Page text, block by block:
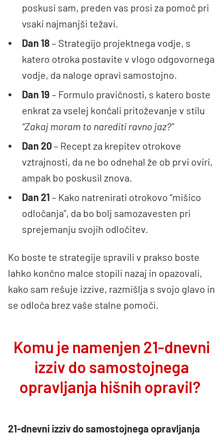
poskusi sam, preden vas prosi za pomoč pri
vsaki najmanjši težavi.
Dan 18 – Strategijo projektnega vodje, s
katero otroka postavite v vlogo odgovornega
vodje, da naloge opravi samostojno.
Dan 19 – Formulo pravičnosti, s katero boste
enkrat za vselej končali pritoževanje v stilu
“Zakaj moram to narediti ravno jaz?”
Dan 20– Recept za krepitev otrokove
vztrajnosti, da ne bo odnehal že ob prvi oviri,
ampak bo poskusil znova.
Dan 21 – Kako natrenirati otrokovo “mišico
odločanja”, da bo bolj samozavesten pri
sprejemanju svojih odločitev.
Ko boste te strategije spravili v prakso boste
lahko končno malce stopili nazaj in opazovali,
kako sam rešuje izzive, razmišlja s svojo glavo in
se odloča brez vaše stalne pomoči.
Komu je namenjen 21-dnevni
izziv do samostojnega
opravljanja hišnih opravil?
21-dnevni izziv do samostojnega opravljanja